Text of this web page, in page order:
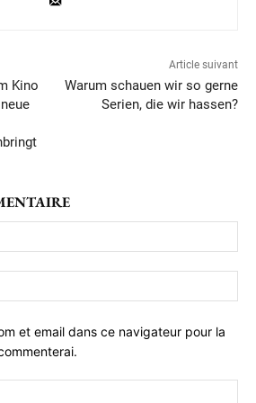
Kino
Article suivant
Warum schauen wir so gerne
Serien, die wir hassen?
:*
:*
et email dans ce navigateur pour la